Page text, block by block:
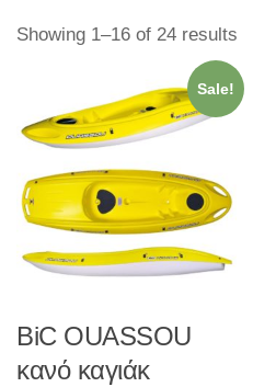
Showing 1–16 of 24 results
Sale!
BiC OUASSOU
κανό καγιάκ